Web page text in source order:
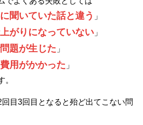
聞いていた話と違う 」
がりになっていない 」
題が生じた 」
用がかかった 」
。
目3回目となると殆ど出てこない問